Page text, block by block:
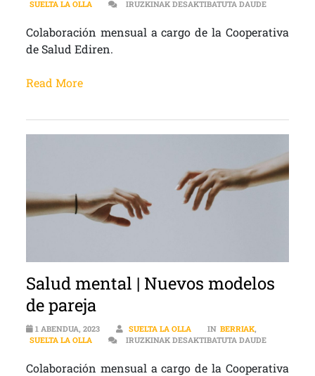
SUELTA LA OLLA IRUZKINAK DESAKTIBATUTA DAUDESALUD
Colaboración mensual a cargo de la Cooperativa
de Salud Ediren.
Read More
Salud mental | Nuevos modelos
de pareja
1 ABENDUA, 2023 SUELTA LA OLLA IN BERRIAK,
SUELTA LA OLLA
IRUZKINAK DESAKTIBATUTA DAUDESALUD
Colaboración mensual a cargo de la Cooperativa